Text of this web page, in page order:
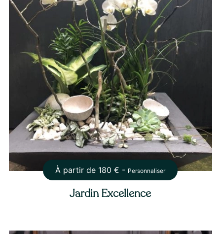
À partir de 180 € - Personnaliser
Jardin Excellence